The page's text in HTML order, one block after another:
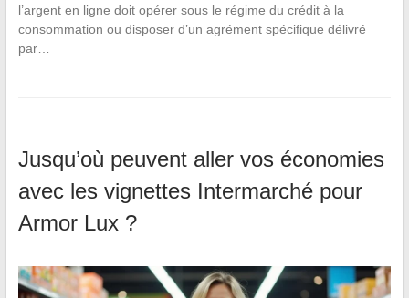
l’argent en ligne doit opérer sous le régime du crédit à la
consommation ou disposer d’un agrément spécifique délivré
par…
Jusqu’où peuvent aller vos économies
avec les vignettes Intermarché pour
Armor Lux ?